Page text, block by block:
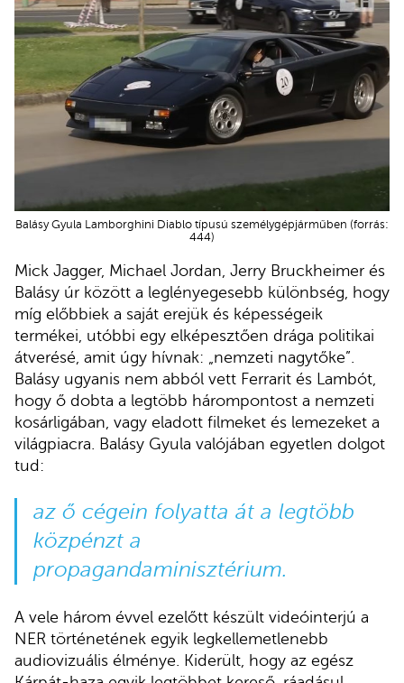
Balásy Gyula Lamborghini Diablo típusú személygépjárműben (forrás:
444)
Mick Jagger, Michael Jordan, Jerry Bruckheimer és
Balásy úr között a leglényegesebb különbség, hogy
míg előbbiek a saját erejük és képességeik
termékei, utóbbi egy elképesztően drága politikai
átverésé, amit úgy hívnak: „nemzeti nagytőke”.
Balásy ugyanis nem abból vett Ferrarit és Lambót,
hogy ő dobta a legtöbb hárompontost a nemzeti
kosárligában, vagy eladott filmeket és lemezeket a
világpiacra. Balásy Gyula valójában egyetlen dolgot
tud:
az ő cégein folyatta át a legtöbb
közpénzt a
propagandaminisztérium.
A vele három évvel ezelőtt készült videóinterjú a
NER történetének egyik legkellemetlenebb
audiovizuális élménye. Kiderült, hogy az egész